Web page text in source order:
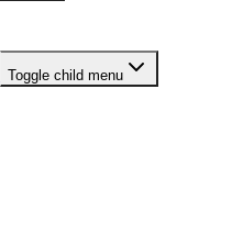
Toggle child menu